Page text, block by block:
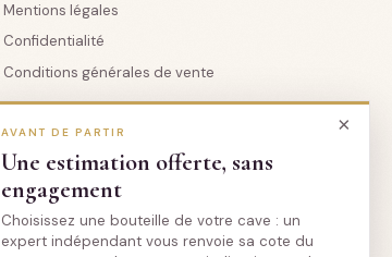
Mentions légales
Confidentialité
Conditions générales de vente
Professionnels
Pour les assureurs
Pour les notaires
×
AVANT DE PARTIR
Une estimation offerte, sans
engagement
Choisissez une bouteille de votre cave : un
expert indépendant vous renvoie sa cote du